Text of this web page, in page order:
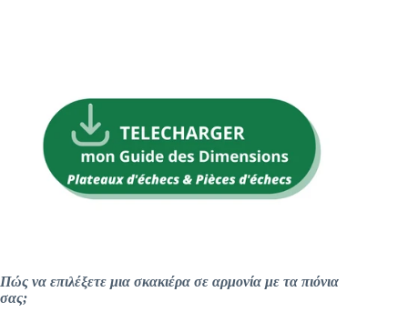
Πώς να επιλέξετε μια σκακιέρα σε αρμονία με τα πιόνια
σας;